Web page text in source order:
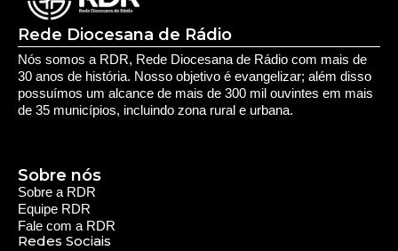
Rede Diocesana de Rádio
Nós somos a RDR, Rede Diocesana de Rádio com mais de
30 anos de história. Nosso objetivo é evangelizar; além disso
possuímos um alcance de mais de 300 mil ouvintes em mais
de 35 municípios, incluindo zona rural e urbana.
Sobre a RDR
Equipe RDR
Fale com a RDR
Redes Sociais
Sobre nós